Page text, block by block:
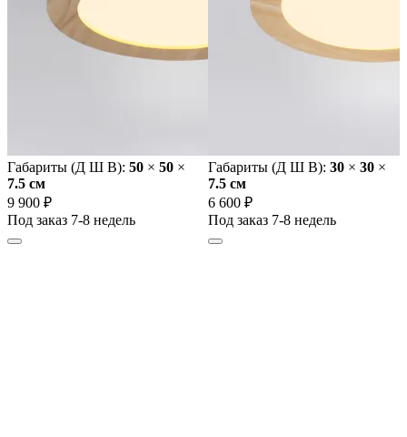
Габариты (Д Ш В): 50 × 50 ×
7.5 cм
9 900 ₽
Под заказ 7-8 недель
Габариты (Д Ш В): 30 × 30 ×
7.5 cм
6 600 ₽
Под заказ 7-8 недель